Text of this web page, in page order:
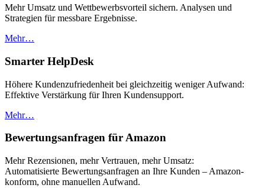
Mehr Umsatz und Wettbewerbsvorteil sichern. Analysen und
Strategien für messbare Ergebnisse.
Mehr…
Smarter HelpDesk
Höhere Kundenzufriedenheit bei gleichzeitig weniger Aufwand:
Effektive Verstärkung für Ihren Kundensupport.
Mehr…
Bewertungsanfragen für Amazon
Mehr Rezensionen, mehr Vertrauen, mehr Umsatz:
Automatisierte Bewertungsanfragen an Ihre Kunden – Amazon-
konform, ohne manuellen Aufwand.